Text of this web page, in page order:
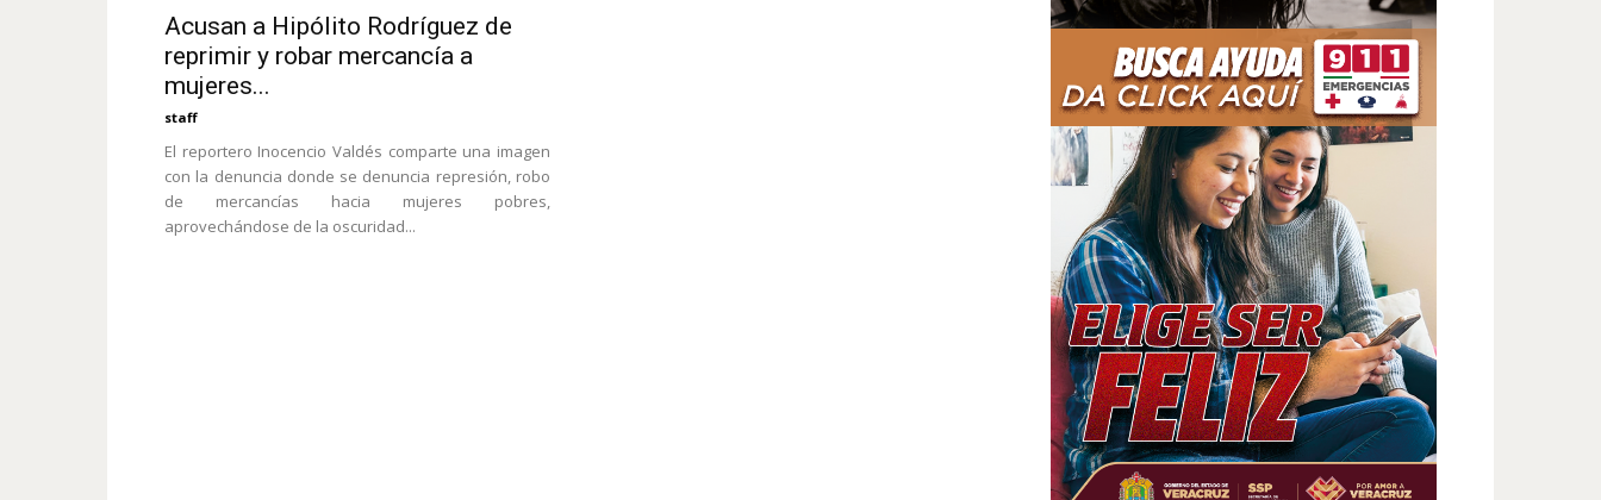
Acusan a Hipólito Rodríguez de
reprimir y robar mercancía a
mujeres...
staff
El reportero Inocencio Valdés comparte una imagen
con la denuncia donde se denuncia represión, robo
de mercancías hacia mujeres pobres,
aprovechándose de la oscuridad...